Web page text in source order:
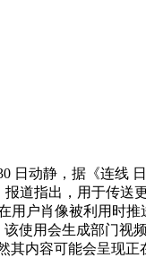
动静，据《连线
指出，用于传送
户肖像被利用时
使用会生成部门视
内容可能会呈现正